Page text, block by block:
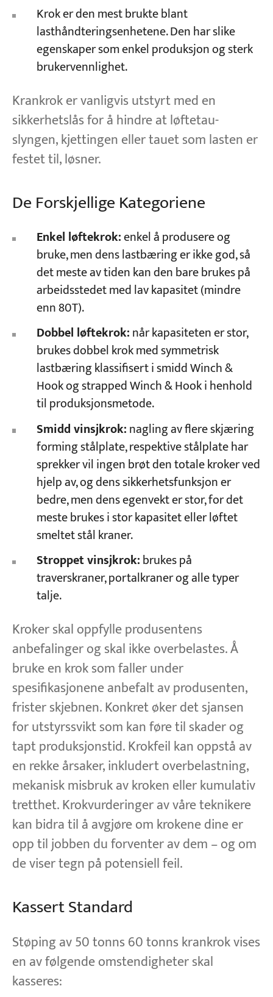
Krok er den mest brukte blant
lasthåndteringsenhetene. Den har slike
egenskaper som enkel produksjon og sterk
brukervennlighet.
Krankrok er vanligvis utstyrt med en
sikkerhetslås for å hindre at løftetau-
slyngen, kjettingen eller tauet som lasten er
festet til, løsner.
De Forskjellige Kategoriene
Enkel løftekrok:enkel å produsere og
bruke, men dens lastbæring er ikke god, så
det meste av tiden kan den bare brukes på
arbeidsstedet med lav kapasitet (mindre
enn 80T).
Dobbel løftekrok:når kapasiteten er stor,
brukes dobbel krok med symmetrisk
lastbæring klassifisert i smidd Winch &
Hook og strapped Winch & Hook i henhold
til produksjonsmetode.
Smidd vinsjkrok:nagling av flere skjæring
forming stålplate, respektive stålplate har
sprekker vil ingen brøt den totale kroker ved
hjelp av, og dens sikkerhetsfunksjon er
bedre, men dens egenvekt er stor, for det
meste brukes i stor kapasitet eller løftet
smeltet stål kraner.
Stroppet vinsjkrok:brukes på
traverskraner, portalkraner og alle typer
talje.
Kroker skal oppfylle produsentens
anbefalinger og skal ikke overbelastes. Å
bruke en krok som faller under
spesifikasjonene anbefalt av produsenten,
frister skjebnen. Konkret øker det sjansen
for utstyrssvikt som kan føre til skader og
tapt produksjonstid. Krokfeil kan oppstå av
en rekke årsaker, inkludert overbelastning,
mekanisk misbruk av kroken eller kumulativ
tretthet. Krokvurderinger av våre teknikere
kan bidra til å avgjøre om krokene dine er
opp til jobben du forventer av dem – og om
de viser tegn på potensiell feil.
Kassert Standard
Støping av 50 tonns 60 tonns krankrok vises
en av følgende omstendigheter skal
kasseres: